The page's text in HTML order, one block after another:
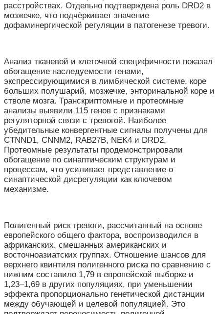
расстройствах. Отдельно подтверждена роль DRD2 в
мозжечке, что подчёркивает значение
дофаминергической регуляции в патогенезе тревоги.
Анализ тканевой и клеточной специфичности показал
обогащение наследуемости генами,
экспрессирующимися в лимбической системе, коре
больших полушарий, мозжечке, энторинальной коре и
стволе мозга. Транскриптомные и протеомные
анализы выявили 115 генов с признаками
регуляторной связи с тревогой. Наиболее
убедительные конвергентные сигналы получены для
CTNND1, CNNM2, RAB27B, NEK4 и DRD2.
Протеомные результаты продемонстрировали
обогащение по синаптическим структурам и
процессам, что усиливает представление о
синаптической дисрегуляции как ключевом
механизме.
Полигенный риск тревоги, рассчитанный на основе
европейского общего фактора, воспроизводился в
африканских, смешанных американских и
восточноазиатских группах. Отношение шансов для
верхнего квинтиля полигенного риска по сравнению с
нижним составило 1,79 в европейской выборке и
1,23–1,69 в других популяциях, при уменьшении
эффекта пропорционально генетической дистанции
между обучающей и целевой популяцией. Это